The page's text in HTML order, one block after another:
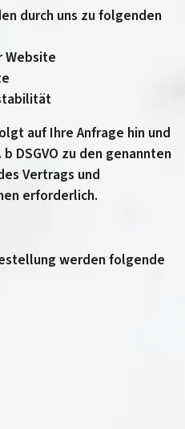
durch uns zu folgenden
Website
auf Ihre Anfrage hin und
DSGVO zu den genannten
Vertrags und
erforderlich.
werden folgende